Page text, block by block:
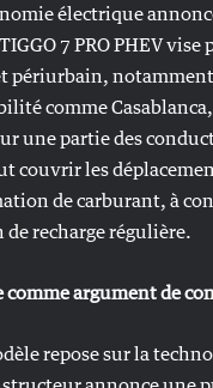
électrique
7 PRO PHEV vise
périurbain,
comme
une partie des
couvrir les
de carburant, à
recharge régulière.
comme argument de
repose sur la